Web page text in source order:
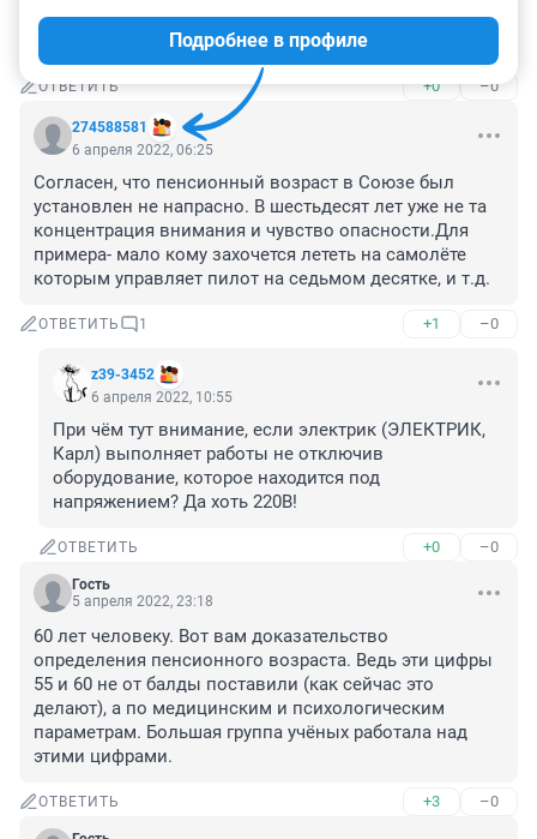
Судебно-медицинская экспертиза назначена кому???
ОТВЕТИТЬ +0 –0
274588581
Подробнее в профиле
6 апреля 2022, 06:25
Согласен, что пенсионный возраст в Союзе был
установлен не напрасно. В шестьдесят лет уже не та
концентрация внимания и чувство опасности.Для
примера- мало кому захочется лететь на самолёте
которым управляет пилот на седьмом десятке, и т.д.
ОТВЕТИТЬ 1 +1 –0
z39-3452
6 апреля 2022, 10:55
При чём тут внимание, если электрик (ЭЛЕКТРИК,
Карл) выполняет работы не отключив
оборудование, которое находится под
напряжением? Да хоть 220В!
ОТВЕТИТЬ +0 –0
Гость
5 апреля 2022, 23:18
60 лет человеку. Вот вам доказательство
определения пенсионного возраста. Ведь эти цифры
55 и 60 не от балды поставили (как сейчас это
делают), а по медицинским и психологическим
параметрам. Большая группа учёных работала над
этими цифрами.
ОТВЕТИТЬ +3 –0